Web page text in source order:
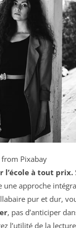
Pixabay
l’école à tout prix.
une approche
pur et dur,
, pas d’anticiper
l’utilité de la